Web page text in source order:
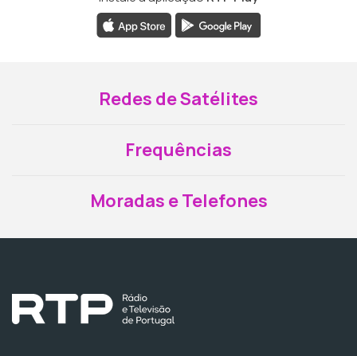
Redes de Satélites
Frequências
Moradas e Telefones